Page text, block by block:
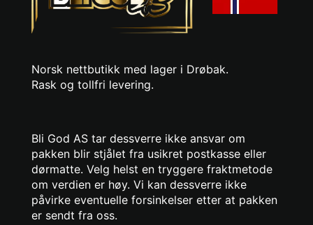
Norsk nettbutikk med lager i Drøbak.
Rask og tollfri levering.
Bli God AS tar dessverre ikke ansvar om
pakken blir stjålet fra usikret postkasse eller
dørmatte. Velg helst en tryggere fraktmetode
om verdien er høy. Vi kan dessverre ikke
påvirke eventuelle forsinkelser etter at pakken
er sendt fra oss.